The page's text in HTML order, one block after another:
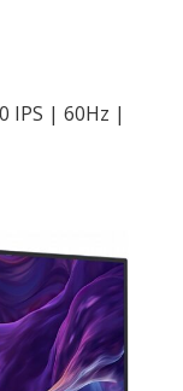
IPS | 60Hz |